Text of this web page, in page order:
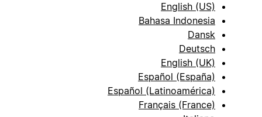
English (US)
Bahasa Indonesia
Dansk
Deutsch
English (UK)
Español (España)
Español (Latinoamérica)
Français (France)